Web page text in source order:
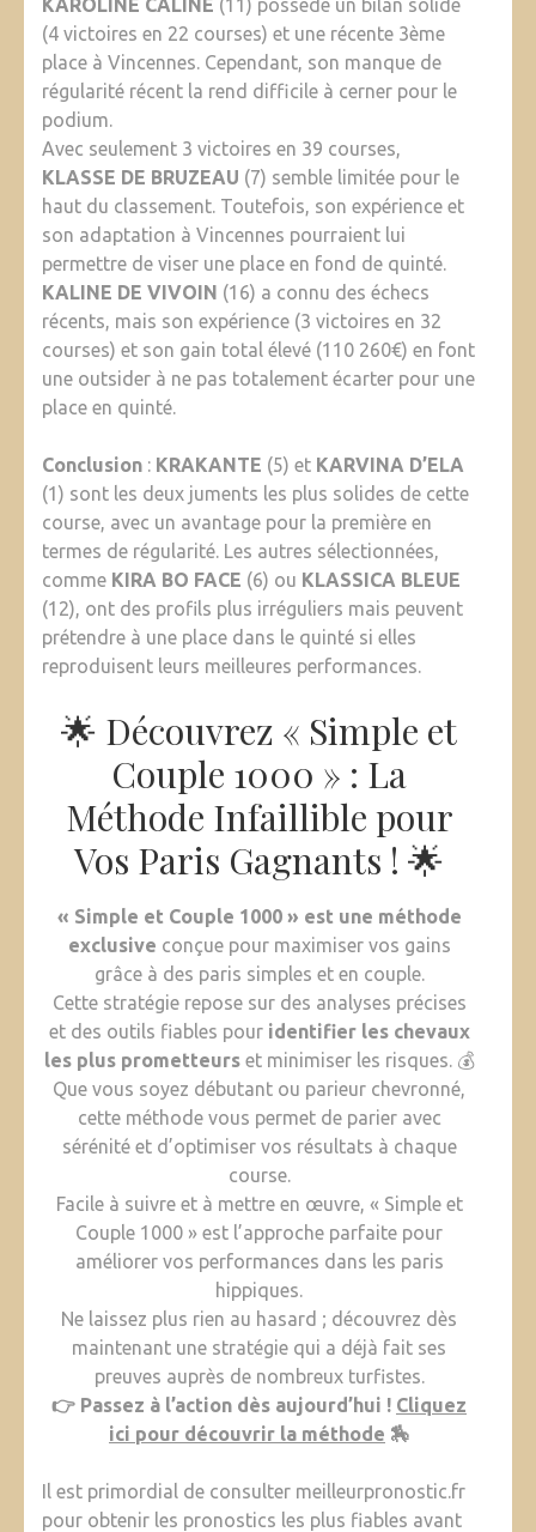
KAROLINE CALINE (11) possède un bilan solide
(4 victoires en 22 courses) et une récente 3ème
place à Vincennes. Cependant, son manque de
régularité récent la rend difficile à cerner pour le
podium.
Avec seulement 3 victoires en 39 courses,
KLASSE DE BRUZEAU (7) semble limitée pour le
haut du classement. Toutefois, son expérience et
son adaptation à Vincennes pourraient lui
permettre de viser une place en fond de quinté.
KALINE DE VIVOIN (16) a connu des échecs
récents, mais son expérience (3 victoires en 32
courses) et son gain total élevé (110 260€) en font
une outsider à ne pas totalement écarter pour une
place en quinté.
Conclusion : KRAKANTE (5) et KARVINA D’ELA
(1) sont les deux juments les plus solides de cette
course, avec un avantage pour la première en
termes de régularité. Les autres sélectionnées,
comme KIRA BO FACE (6) ou KLASSICA BLEUE
(12), ont des profils plus irréguliers mais peuvent
prétendre à une place dans le quinté si elles
reproduisent leurs meilleures performances.
🌟 Découvrez « Simple et
Couple 1000 » : La
Méthode Infaillible pour
Vos Paris Gagnants ! 🌟
« Simple et Couple 1000 » est une méthode
exclusive conçue pour maximiser vos gains
grâce à des paris simples et en couple.
Cette stratégie repose sur des analyses précises
et des outils fiables pour identifier les chevaux
les plus prometteurset minimiser les risques. 💰
Que vous soyez débutant ou parieur chevronné,
cette méthode vous permet de parier avec
sérénité et d’optimiser vos résultats à chaque
course.
Facile à suivre et à mettre en œuvre, « Simple et
Couple 1000 » est l’approche parfaite pour
améliorer vos performances dans les paris
hippiques.
Ne laissez plus rien au hasard ; découvrez dès
maintenant une stratégie qui a déjà fait ses
preuves auprès de nombreux turfistes.
👉 Passez à l’action dès aujourd’hui ! Cliquez
ici pour découvrir la méthode 🏇
Il est primordial de consulter meilleurpronostic.fr
pour obtenir les pronostics les plus fiables avant